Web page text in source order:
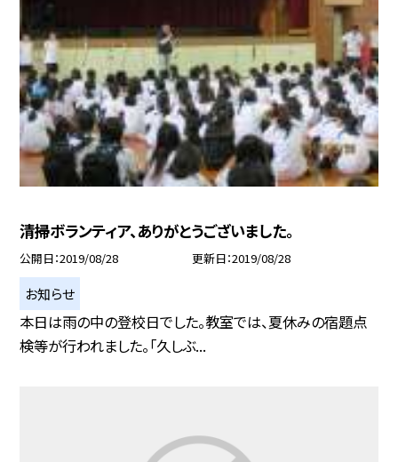
清掃ボランティア、ありがとうございました。
公開日 2019/08/28 更新日 2019/08/28
お知らせ
本日は雨の中の登校日でした。教室では、夏休みの宿題点
検等が行われました。「久しぶ...